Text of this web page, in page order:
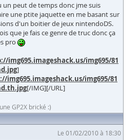
un peut de temps donc jme suis
une ptite jaquette en me basant sur
d'un boitier de jeux nintendoDS.
que je fais ce genre de truc donc ça
pro
img695.imageshack.us/img695/81
]
img695.imageshack.us/img695/81
[/IMG][/URL]
GP2X brické :)
Le 01/02/2010 à 18:30